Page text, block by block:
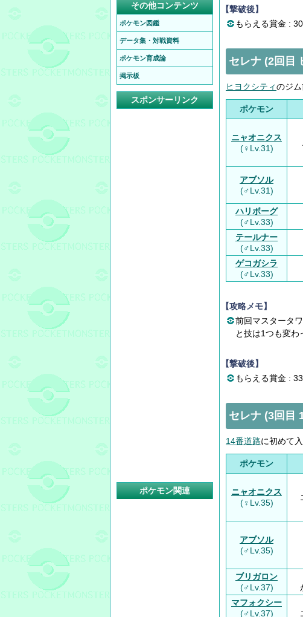
【撃破後】
もらえる賞金 :
セレナ (2回目
ヒヨクシティのジム
ポケモン
ニャオニクス
(♀Lv.31)
アブソル
(♂Lv.31)
ハリボーグ
(♂Lv.33)
テールナー
(♂Lv.33)
ゲコガシラ
(♂Lv.33)
【攻略メモ】
前回マスタータ
と技は1つも変わ
【撃破後】
もらえる賞金 :
セレナ (3回目
14番道路に初めて
ポケモン
ニャオニクス
(♀Lv.35)
アブソル
(♂Lv.35)
ブリガロン
(♂Lv.37)
マフォクシー
(♂Lv.37)
その他コンテンツ
ポケモン図鑑
データ集・対戦資料
ポケモン育成論
掲示板
スポンサーリンク
ポケモン関連